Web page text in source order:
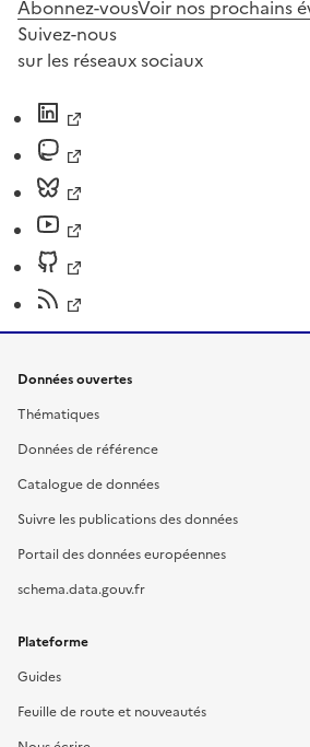
Abonnez-vousVoir nos prochains
Suivez-nous
sur les réseaux sociaux
Données ouvertes
Thématiques
Données de référence
Catalogue de données
Suivre les publications des données
Portail des données européennes
schema.data.gouv.fr
Plateforme
Guides
Feuille de route et nouveautés